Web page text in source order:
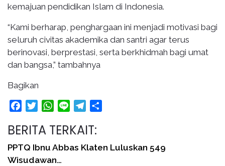
kemajuan pendidikan Islam di Indonesia.
“Kami berharap, penghargaan ini menjadi motivasi bagi
seluruh civitas akademika dan santri agar terus
berinovasi, berprestasi, serta berkhidmah bagi umat
dan bangsa,” tambahnya
Bagikan
FacebookTwitterWhatsApp
Line Telegram
BERITA TERKAIT:
PPTQ Ibnu Abbas Klaten Luluskan 549
Wisudawan…